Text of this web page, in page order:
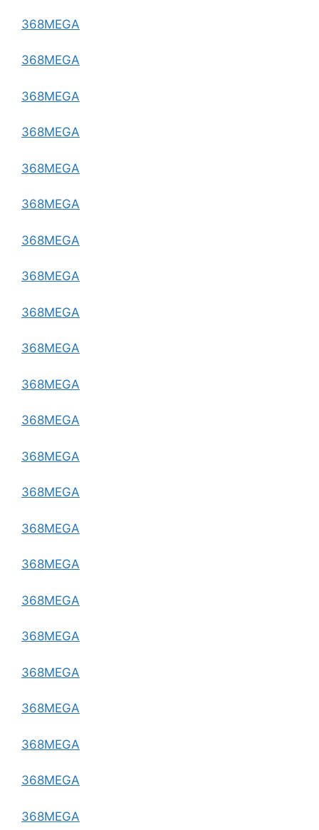
368MEGA
368MEGA
368MEGA
368MEGA
368MEGA
368MEGA
368MEGA
368MEGA
368MEGA
368MEGA
368MEGA
368MEGA
368MEGA
368MEGA
368MEGA
368MEGA
368MEGA
368MEGA
368MEGA
368MEGA
368MEGA
368MEGA
368MEGA